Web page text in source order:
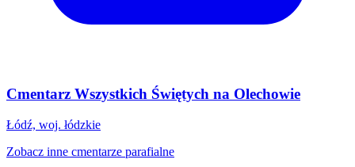
Cmentarz Wszystkich Świętych na Olechowie
Łódź, woj. łódzkie
Zobacz inne cmentarze parafialne